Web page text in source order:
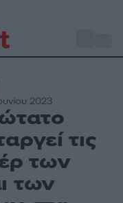
2023
τις
των
των